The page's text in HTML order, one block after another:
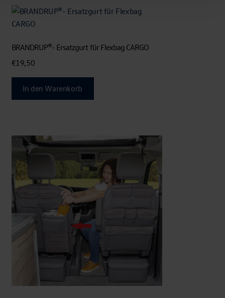
BRANDRUP®- Ersatzgurt für Flexbag CARGO
€19,50
In den Warenkorb